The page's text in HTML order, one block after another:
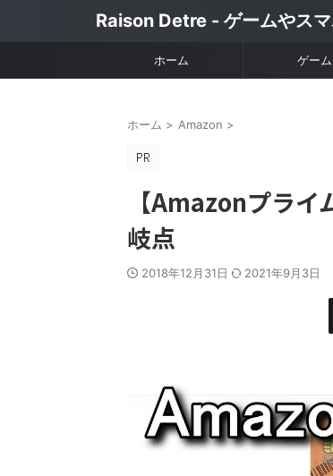
Raison Detre - ゲームやス
ホーム ゲーム
ホーム > Amazon >
【Amazonプラ
岐点
2018年12月31日 2021年9月3日